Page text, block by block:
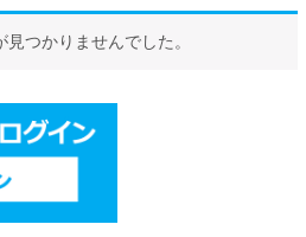
つかりませんでした。